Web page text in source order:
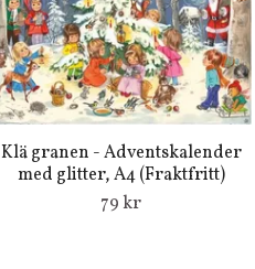
Klä granen - Adventskalender
med glitter, A4 (Fraktfritt)
79 kr